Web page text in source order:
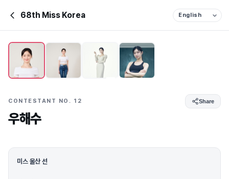
68th Miss Korea
CONTESTANT NO. 12 Share
우해수
미스 울산 선